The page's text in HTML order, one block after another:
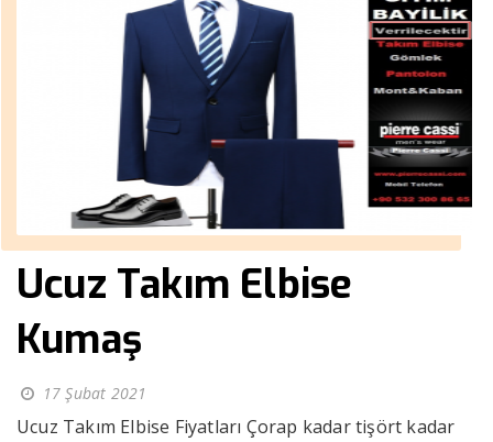
Ucuz Takım Elbise
Kumaş
17 Şubat 2021
Ucuz Takım Elbise Fiyatları Çorap kadar tişört kadar